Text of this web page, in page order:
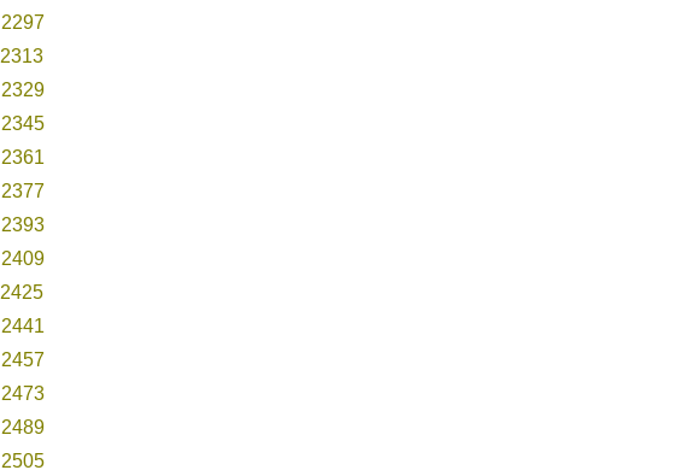
2297
2313
2329
2345
2361
2377
2393
2409
2425
2441
2457
2473
2489
2505